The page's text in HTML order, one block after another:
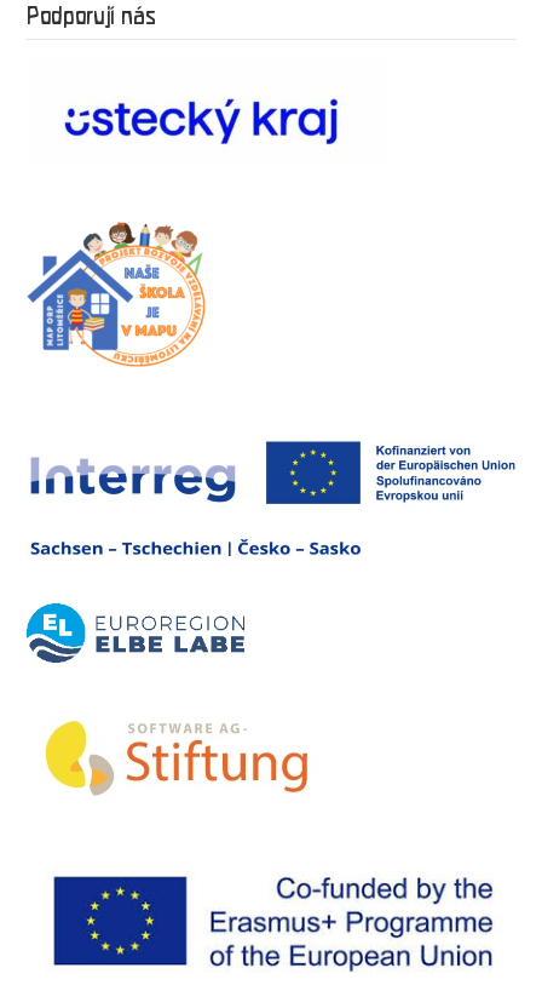
Podporují nás